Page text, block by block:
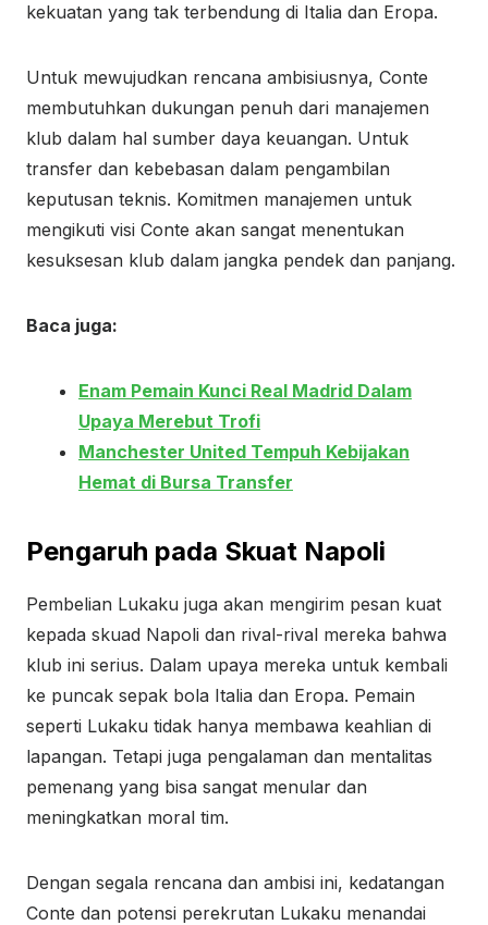
kekuatan yang tak terbendung di Italia dan Eropa.
Untuk mewujudkan rencana ambisiusnya, Conte
membutuhkan dukungan penuh dari manajemen
klub dalam hal sumber daya keuangan. Untuk
transfer dan kebebasan dalam pengambilan
keputusan teknis. Komitmen manajemen untuk
mengikuti visi Conte akan sangat menentukan
kesuksesan klub dalam jangka pendek dan panjang.
Baca juga:
Enam Pemain Kunci Real Madrid Dalam
Upaya Merebut Trofi
Manchester United Tempuh Kebijakan
Hemat di Bursa Transfer
Pengaruh pada Skuat Napoli
Pembelian Lukaku juga akan mengirim pesan kuat
kepada skuad Napoli dan rival-rival mereka bahwa
klub ini serius. Dalam upaya mereka untuk kembali
ke puncak sepak bola Italia dan Eropa. Pemain
seperti Lukaku tidak hanya membawa keahlian di
lapangan. Tetapi juga pengalaman dan mentalitas
pemenang yang bisa sangat menular dan
meningkatkan moral tim.
Dengan segala rencana dan ambisi ini, kedatangan
Conte dan potensi perekrutan Lukaku menandai